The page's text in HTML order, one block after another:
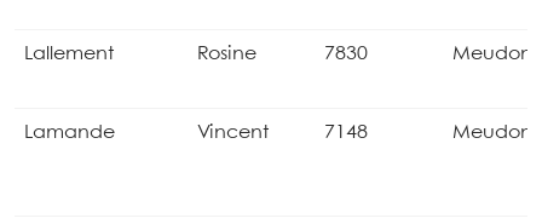
Lallement Rosine 7830 Meudon
Lamande Vincent 7148 Meudon